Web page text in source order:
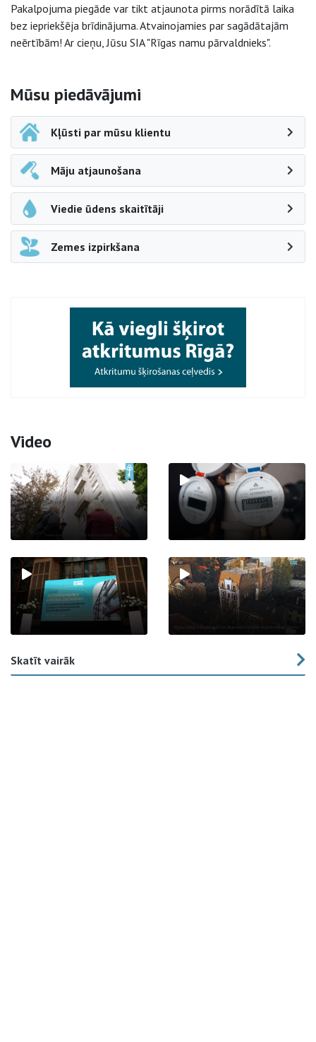
Pakalpojuma piegāde var tikt atjaunota pirms norādītā laika
bez iepriekšēja brīdinājuma. Atvainojamies par sagādātajām
neērtībām! Ar cieņu, Jūsu SIA "Rīgas namu pārvaldnieks".
Sāna navigācija
Mūsu piedāvājumi
Kļūsti par mūsu klientu
Māju atjaunošana
Viedie ūdens skaitītāji
Zemes izpirkšana
Video
Skatīt vairāk